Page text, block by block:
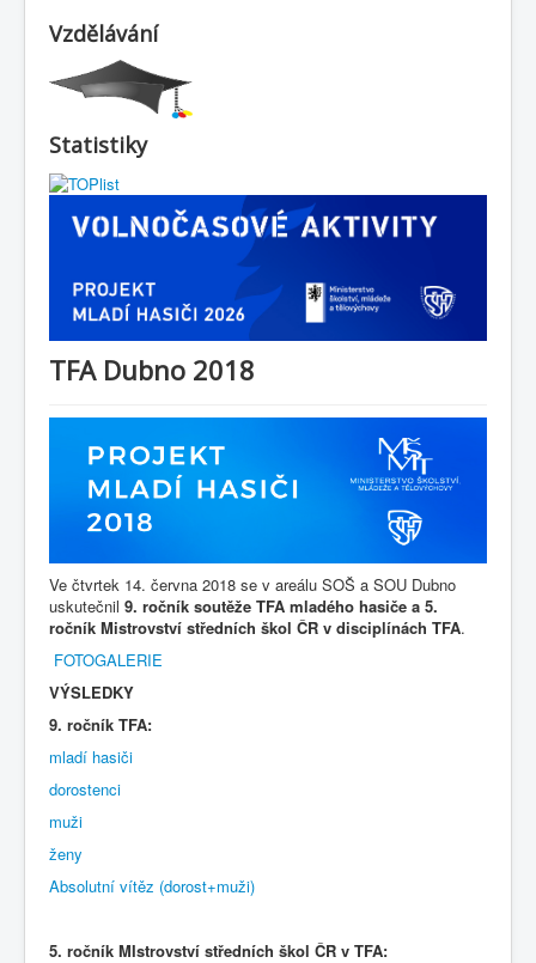
Vzdělávání
Statistiky
TFA Dubno 2018
Ve čtvrtek 14. června 2018 se v areálu SOŠ a SOU Dubno
uskutečnil 9. ročník soutěže TFA mladého hasiče a 5.
ročník Mistrovství středních škol ČR v disciplínách TFA.
FOTOGALERIE
VÝSLEDKY
9. ročník TFA:
mladí hasiči
dorostenci
muži
ženy
Absolutní vítěz (dorost+muži)
5. ročník MIstrovství středních škol ČR v TFA: